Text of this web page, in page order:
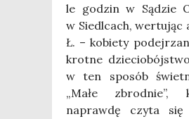
le godzin w Sądzie
w Sie­dl­cach, wer­tu­jąc
Ł. – kobie­ty
krot­ne
w ten spo­sób
„Małe
napraw­dę czy­ta